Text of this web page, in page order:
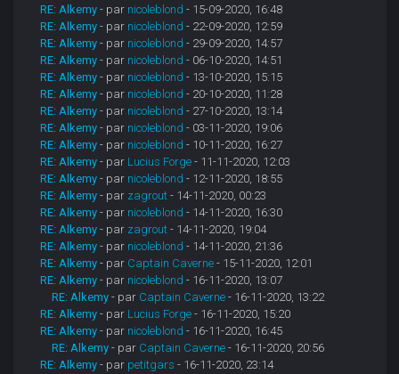
RE: Alkemy - par nicoleblond - 15-09-2020, 16:48
RE: Alkemy - par nicoleblond - 22-09-2020, 12:59
RE: Alkemy - par nicoleblond - 29-09-2020, 14:57
RE: Alkemy - par nicoleblond - 06-10-2020, 14:51
RE: Alkemy - par nicoleblond - 13-10-2020, 15:15
RE: Alkemy - par nicoleblond - 20-10-2020, 11:28
RE: Alkemy - par nicoleblond - 27-10-2020, 13:14
RE: Alkemy - par nicoleblond - 03-11-2020, 19:06
RE: Alkemy - par nicoleblond - 10-11-2020, 16:27
RE: Alkemy - par Lucius Forge - 11-11-2020, 12:03
RE: Alkemy - par nicoleblond - 12-11-2020, 18:55
RE: Alkemy - par zagrout - 14-11-2020, 00:23
RE: Alkemy - par nicoleblond - 14-11-2020, 16:30
RE: Alkemy - par zagrout - 14-11-2020, 19:04
RE: Alkemy - par nicoleblond - 14-11-2020, 21:36
RE: Alkemy - par Captain Caverne - 15-11-2020, 12:01
RE: Alkemy - par nicoleblond - 16-11-2020, 13:07
RE: Alkemy - par Captain Caverne - 16-11-2020, 13:22
RE: Alkemy - par Lucius Forge - 16-11-2020, 15:20
RE: Alkemy - par nicoleblond - 16-11-2020, 16:45
RE: Alkemy - par Captain Caverne - 16-11-2020, 20:56
RE: Alkemy - par petitgars - 16-11-2020, 23:14